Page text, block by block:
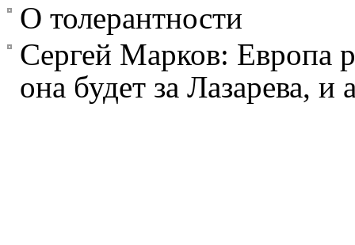
О толерантности
Сергей Марков: Европа
она будет за Лазарева,